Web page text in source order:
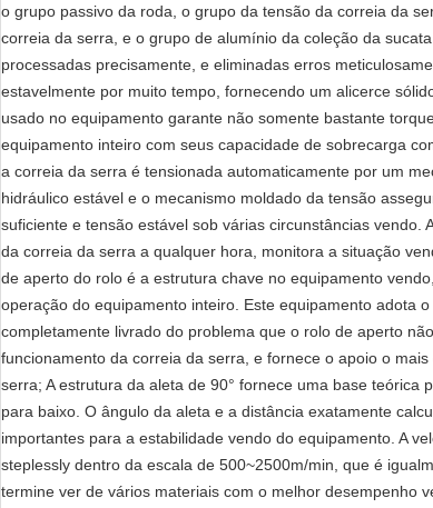
o grupo passivo da roda, o grupo da tensão da correia da
correia da serra, e o grupo de alumínio da coleção da
processadas precisamente, e eliminadas erros
estavelmente por muito tempo, fornecendo um alicerce
usado no equipamento garante não somente bastante
equipamento inteiro com seus capacidade de sobrecarga
a correia da serra é tensionada automaticamente por um
hidráulico estável e o mecanismo moldado da tensão
suficiente e tensão estável sob várias circunstâncias
da correia da serra a qualquer hora, monitora a situação
de aperto do rolo é a estrutura chave no equipamento
operação do equipamento inteiro. Este equipamento adota
completamente livrado do problema que o rolo de aperto
funcionamento da correia da serra, e fornece o apoio o
serra; A estrutura da aleta de 90° fornece uma base
para baixo. O ângulo da aleta e a distância exatamente
importantes para a estabilidade vendo do equipamento. A
steplessly dentro da escala de 500~2500m/min, que é
termine ver de vários materiais com o melhor desempenho